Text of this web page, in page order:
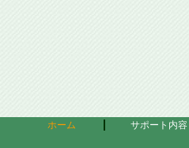
ホーム サポート内容